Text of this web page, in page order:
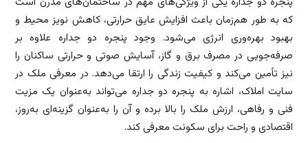
که به طور هم‌زمان باعث افزایش عایق حرارتی، کاهش نویز محیط و
بهبود بهره‌وری انرژی می‌شود. وجود پنجره دو جداره علاوه بر
صرفه‌جویی در مصرف برق و گاز، آسایش صوتی و حرارتی ساکنان را
نیز تأمین می‌کند و کیفیت زندگی را ارتقا می‌دهد. در معرفی ملک در
سایت املاک، اشاره به پنجره دو جداره می‌تواند به‌عنوان یک مزیت
فنی و رفاهی، ارزش ملک را بالا برده و آن را به‌عنوان گزینه‌ای به‌روز،
اقتصادی و راحت برای سکونت معرفی کند.